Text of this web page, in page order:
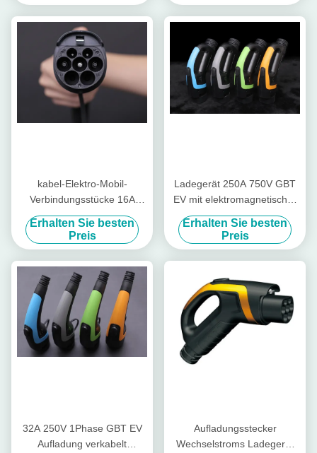
kabel-Elektro-Mobil-
Verbindungsstücke 16A
250V 1Phase GBT
Aufladungs
Erhalten Sie besten
Preis
Ladegerät 250A 750V GBT
EV mit elektromagnetischer
Schraubensicherung
Erhalten Sie besten
Preis
32A 250V 1Phase GBT EV
Aufladung verkabelt
Aufladungsstecker
Wechselstroms Ladegerät